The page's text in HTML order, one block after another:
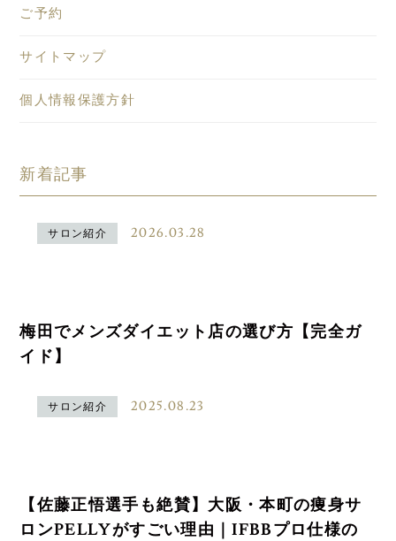
ご予約
サイトマップ
個人情報保護方針
新着記事
サロン紹介 2026.03.28
梅田でメンズダイエット店の選び方【完全ガ
イド】
サロン紹介 2025.08.23
【佐藤正悟選手も絶賛】大阪・本町の痩身サ
ロンPELLYがすごい理由｜IFBBプロ仕様の